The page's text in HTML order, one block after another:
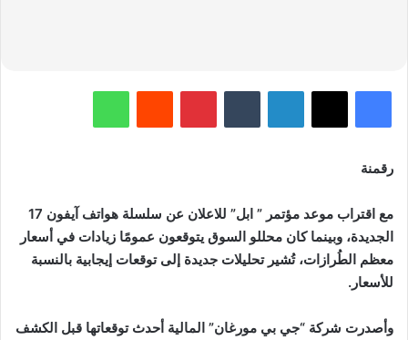
فيسبوك لينكدإن بينتيريست
رقمنة
مع اقتراب موعد مؤتمر ” ابل” للاعلان عن سلسلة هواتف آيفون 17
الجديدة، وبينما كان محللو السوق يتوقعون عمومًا زيادات في أسعار
معظم الطُرازات، تُشير تحليلات جديدة إلى توقعات إيجابية بالنسبة
للأسعار.
وأصدرت شركة “جي بي مورغان” المالية أحدث توقعاتها قبل الكشف